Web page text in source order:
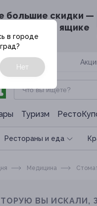
большие скидки —
почтовом ящике
Туризм
Рестораны и еда
в городе
?
Нет
Медицина
ВЫ ИСКАЛИ,